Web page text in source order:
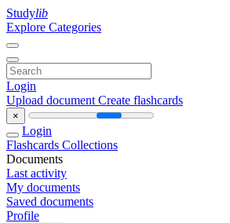
Studylib
Explore Categories
Login
Upload document Create flashcards
×
Login
Flashcards Collections
Documents
Last activity
My documents
Saved documents
Profile